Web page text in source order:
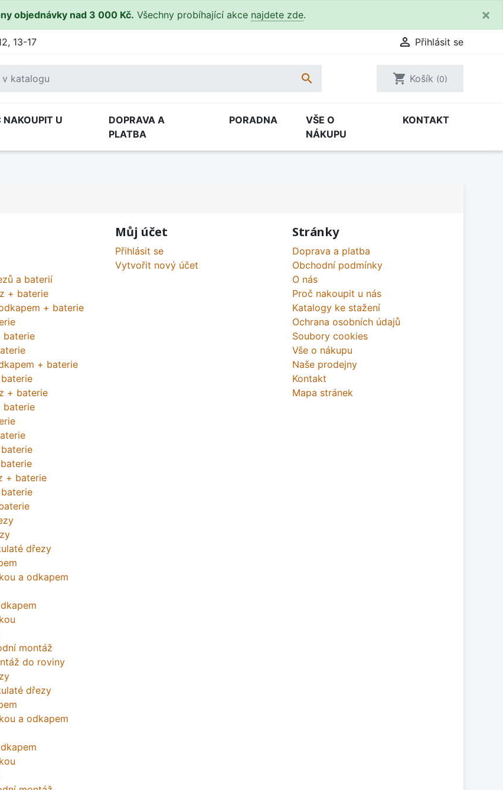
objednávky nad 3 000 Kč. Všechny probíhající akce najdete zde. ×
13-17  Přihlásit se
 shopping_cart Košík (0)
NAKOUPIT U
DOPRAVA A
PLATBA
PORADNA
VŠE O
NÁKUPU
KONTAKT
a baterií
+ baterie
+ baterie
baterie
+ baterie
+ baterie
baterie
+ baterie
dřezy
a odkapem
montáž
do roviny
dřezy
a odkapem
Můj účet
Přihlásit se
Vytvořit nový účet
Stránky
Doprava a platba
Obchodní podmínky
O nás
Proč nakoupit u nás
Katalogy ke stažení
Ochrana osobních údajů
Soubory cookies
Vše o nákupu
Naše prodejny
Kontakt
Mapa stránek